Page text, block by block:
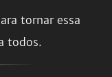
tornar essa
todos.